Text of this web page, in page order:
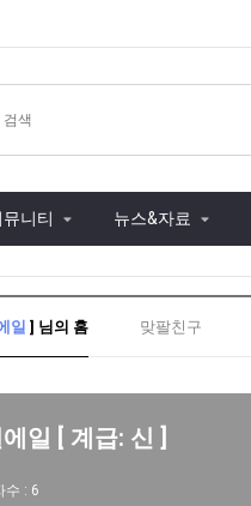
니티 뉴스&자료
일 ] 님의 홈 맞팔친구
일 [ 계급: 신 ]
수 : 6